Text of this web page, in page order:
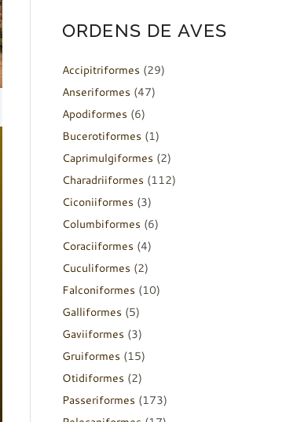
ORDENS DE AVES
Accipitriformes (29)
Anseriformes (47)
Apodiformes (6)
Bucerotiformes (1)
Caprimulgiformes (2)
Charadriiformes (112)
Ciconiiformes (3)
Columbiformes (6)
Coraciiformes (4)
Cuculiformes (2)
Falconiformes (10)
Galliformes (5)
Gaviiformes (3)
Gruiformes (15)
Otidiformes (2)
Passeriformes (173)